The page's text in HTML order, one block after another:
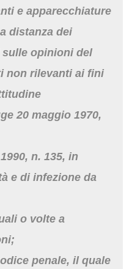
e apparecchiature
distanza dei
opinioni del
non rilevanti ai fini
20 maggio 1970,
n. 135, in
e di infezione da
o volte a
penale, il quale